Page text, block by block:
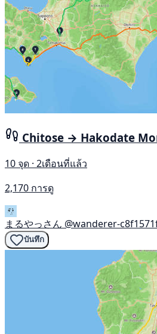
Chitose → Hakodate
10 จุด · 2เดือนที่แล้ว
2,170 การดู
まるやっさん @wanderer-
บันทึก